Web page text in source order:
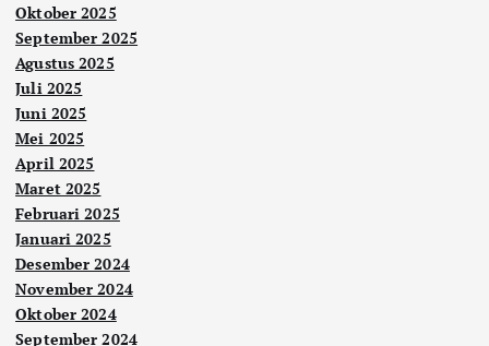
Oktober 2025
September 2025
Agustus 2025
Juli 2025
Juni 2025
Mei 2025
April 2025
Maret 2025
Februari 2025
Januari 2025
Desember 2024
November 2024
Oktober 2024
September 2024